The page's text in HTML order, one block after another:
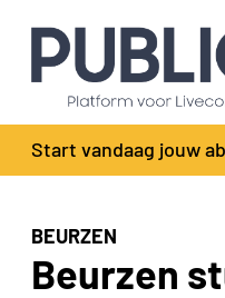
Start vandaag jouw
BEURZEN
Beurzen